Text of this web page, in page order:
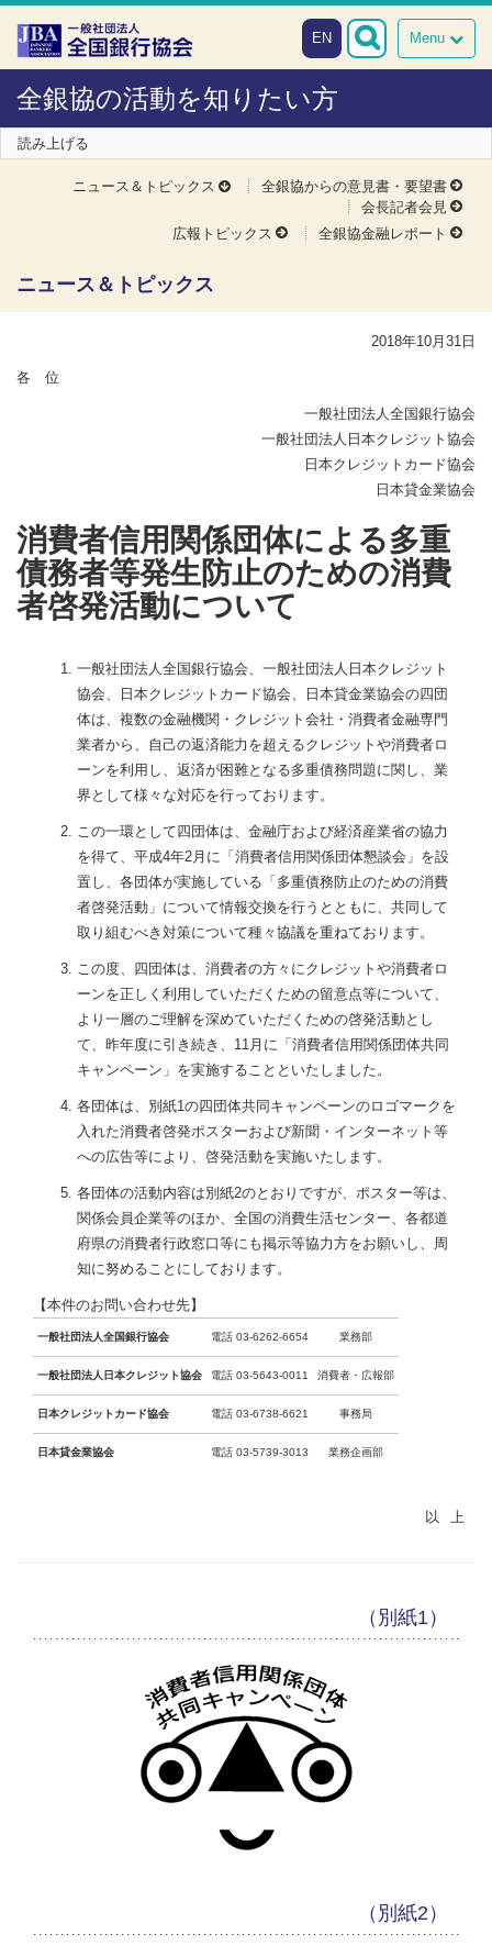
本文へスキップ
障がい者向け相談窓口
Menu
EN
全銀協の活動を知りたい方
読み上げる
ニュース＆トピックス
全銀協からの意見書・要望書
会長記者会見
広報トピックス
全銀協金融レポート
ニュース＆トピックス
2018年10月31日
各 位
一般社団法人全国銀行協会
一般社団法人日本クレジット協会
日本クレジットカード協会
日本貸金業協会
消費者信用関係団体による多重
債務者等発生防止のための消費
者啓発活動について
一般社団法人全国銀行協会、一般社団法人日本クレジット
協会、日本クレジットカード協会、日本貸金業協会の四団
体は、複数の金融機関・クレジット会社・消費者金融専門
業者から、自己の返済能力を超えるクレジットや消費者ロ
ーンを利用し、返済が困難となる多重債務問題に関し、業
界として様々な対応を行っております。
この一環として四団体は、金融庁および経済産業省の協力
を得て、平成4年2月に「消費者信用関係団体懇談会」を設
置し、各団体が実施している「多重債務防止のための消費
者啓発活動」について情報交換を行うとともに、共同して
取り組むべき対策について種々協議を重ねております。
この度、四団体は、消費者の方々にクレジットや消費者ロ
ーンを正しく利用していただくための留意点等について、
より一層のご理解を深めていただくための啓発活動とし
て、昨年度に引き続き、11月に「消費者信用関係団体共同
キャンペーン」を実施することといたしました。
各団体は、別紙1の四団体共同キャンペーンのロゴマークを
入れた消費者啓発ポスターおよび新聞・インターネット等
への広告等により、啓発活動を実施いたします。
各団体の活動内容は別紙2のとおりですが、ポスター等は、
関係会員企業等のほか、全国の消費生活センター、各都道
府県の消費者行政窓口等にも掲示等協力方をお願いし、周
知に努めることにしております。
【本件のお問い合わせ先】
一般社団法人全国銀行協会 電話 03-6262-6654 業務部
一般社団法人日本クレジット協会 電話 03-5643-0011 消費者・広報部
日本クレジットカード協会 電話 03-6738-6621 事務局
日本貸金業協会 電話 03-5739-3013 業務企画部
（別紙1）
（別紙2）